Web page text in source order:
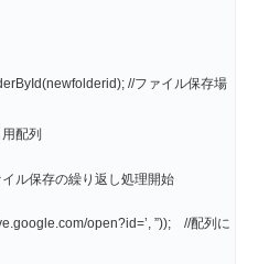
//ファイル保存場
配列
ル保存の繰り返し処理開始
open?id=’, ”)); //配列に